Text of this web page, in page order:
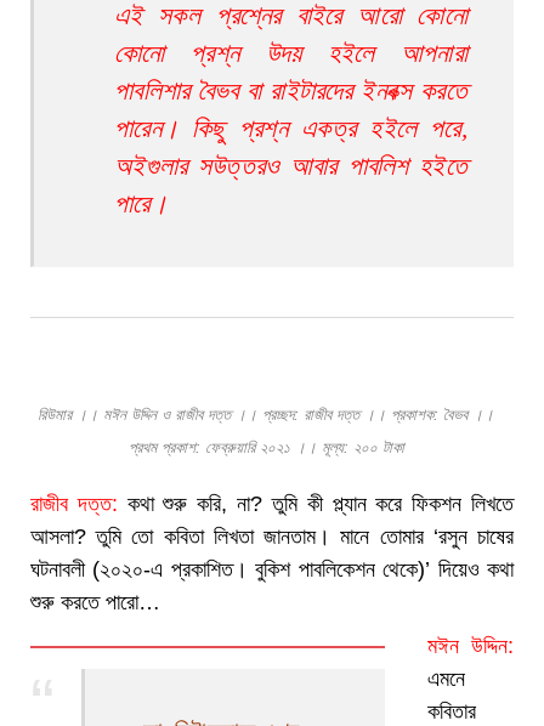
এই সকল প্রশ্নের বাইরে আরো কোনো
কোনো প্রশ্ন উদয় হইলে আপনারা
পাবলিশার বৈভব বা রাইটারদের ইনবক্স করতে
পারেন। কিছু প্রশ্ন একত্র হইলে পরে,
অইগুলার সউত্তরও আবার পাবলিশ হইতে
পারে।
রিউমার ।। মঈন উদ্দিন ও রাজীব দত্ত ।। প্রচ্ছদ: রাজীব দত্ত ।। প্রকাশক: বৈভব ।।
প্রথম প্রকাশ: ফেব্রুয়ারি ২০২১ ।। মূল্য: ২০০ টাকা
রাজীব দত্ত: কথা শুরু করি, না? তুমি কী প্ল্যান করে ফিকশন লিখতে
আসলা? তুমি তো কবিতা লিখতা জানতাম। মানে তোমার ‘রসুন চাষের
ঘটনাবলী (২০২০-এ প্রকাশিত। বুকিশ পাবলিকেশন থেকে)’ দিয়েও কথা
শুরু করতে পারো…
মঈন উদ্দিন:
এমনে
কবিতার